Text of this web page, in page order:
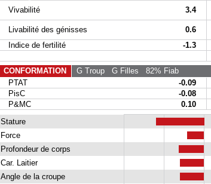
Vivabilité
3.4
Livabilité des génisses
0.6
Indice de fertilité
-1.3
CONFORMATION
G TroupG Filles 82% Fiab
PTAT
-0.09
PisC
-0.08
P&MC
0.10
Stature
Force
Profondeur de corps
Car. Laitier
Angle de la croupe